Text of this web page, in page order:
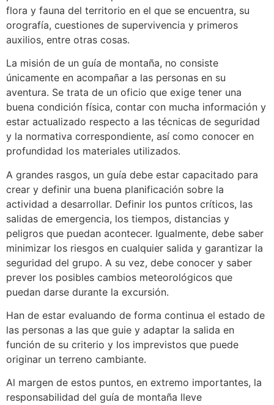
flora y fauna del territorio en el que se encuentra, su
orografía, cuestiones de supervivencia y primeros
auxilios, entre otras cosas.
La misión de un guía de montaña, no consiste
únicamente en acompañar a las personas en su
aventura. Se trata de un oficio que exige tener una
buena condición física, contar con mucha información y
estar actualizado respecto a las técnicas de seguridad
y la normativa correspondiente, así como conocer en
profundidad los materiales utilizados.
A grandes rasgos, un guía debe estar capacitado para
crear y definir una buena planificación sobre la
actividad a desarrollar. Definir los puntos críticos, las
salidas de emergencia, los tiempos, distancias y
peligros que puedan acontecer. Igualmente, debe saber
minimizar los riesgos en cualquier salida y garantizar la
seguridad del grupo. A su vez, debe conocer y saber
prever los posibles cambios meteorológicos que
puedan darse durante la excursión.
Han de estar evaluando de forma continua el estado de
las personas a las que guie y adaptar la salida en
función de su criterio y los imprevistos que puede
originar un terreno cambiante.
Al margen de estos puntos, en extremo importantes, la
responsabilidad del guía de montaña lleve